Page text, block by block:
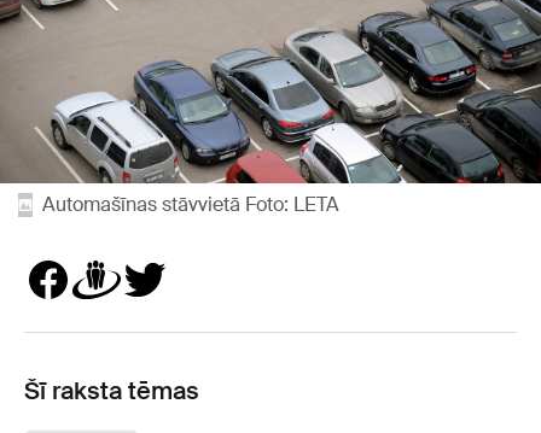
Automašīnas stāvvietā Foto: LETA
Šī raksta tēmas